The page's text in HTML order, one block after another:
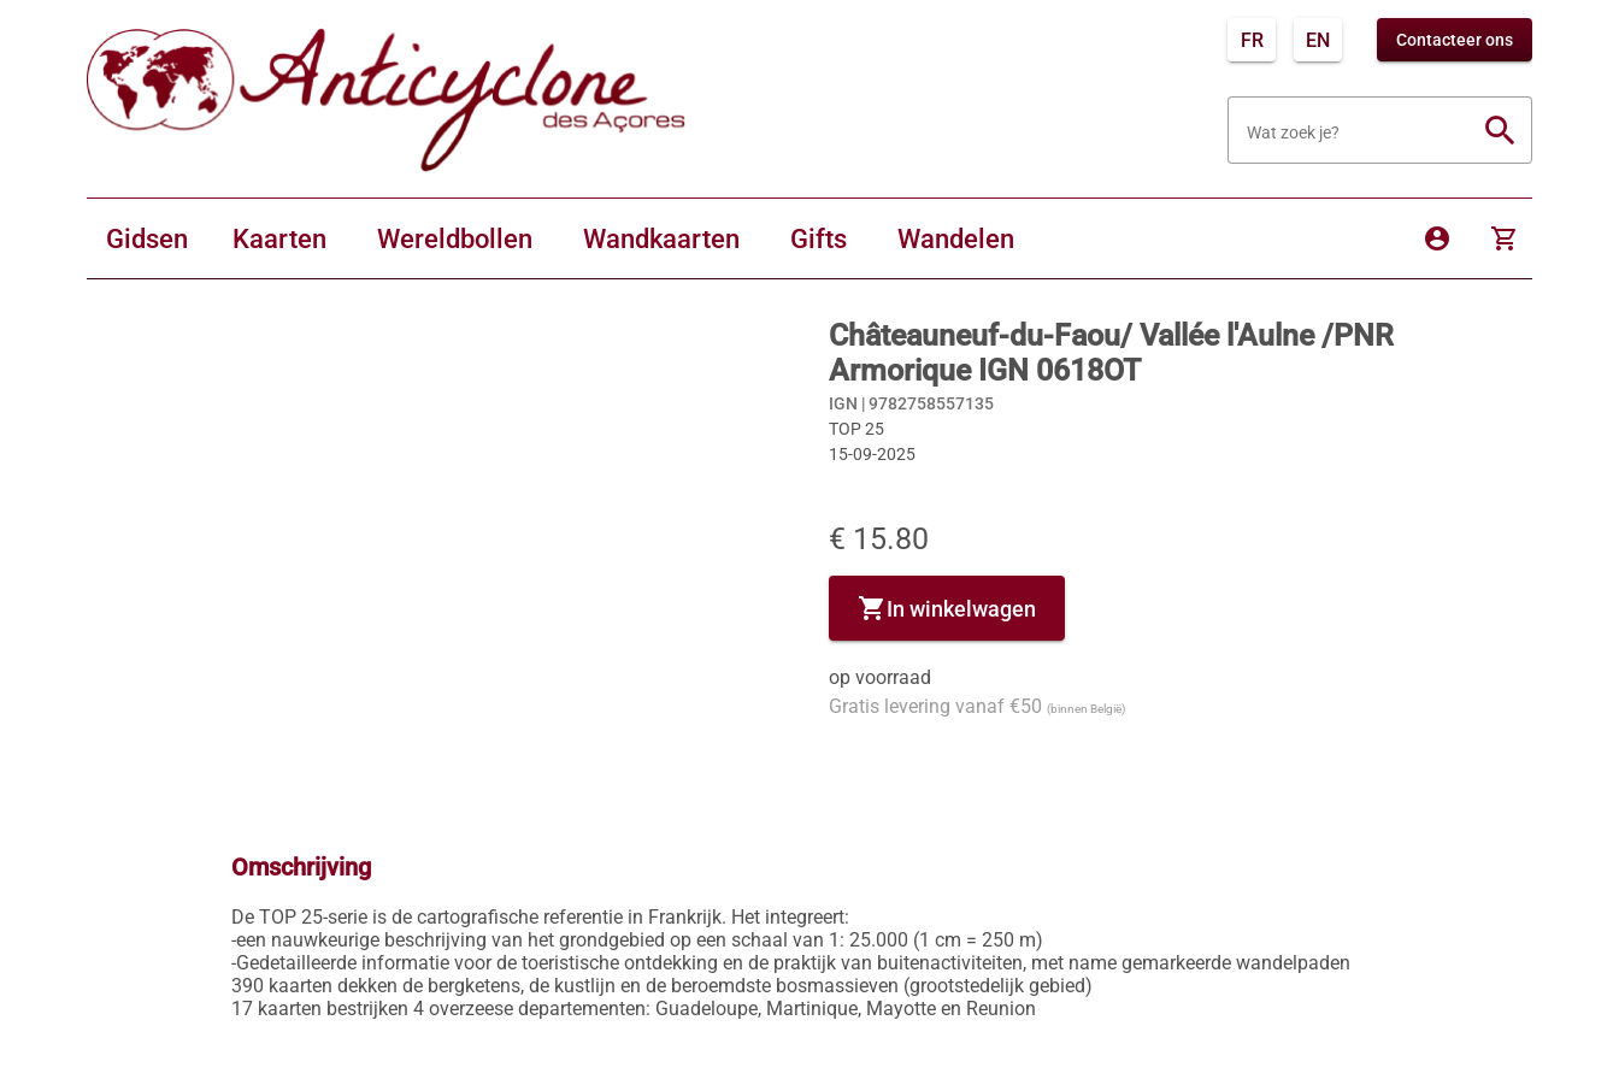
FR EN Contacteer ons
Wat zoek je? search
Gidsen Kaarten Wereldbollen Wandkaarten Gifts Wandelen account_circle shopping_cart
Châteauneuf-du-Faou/ Vallée l'Aulne /PNR
Armorique IGN 0618OT
IGN |9782758557135
TOP 25
15-09-2025
€ 15.80
shopping_cartIn winkelwagen
op voorraad
Gratis levering vanaf €50 (binnen België)
Omschrijving
De TOP 25-serie is de cartografische referentie in Frankrijk. Het integreert:
-een nauwkeurige beschrijving van het grondgebied op een schaal van 1: 25.000 (1 cm = 250 m)
-Gedetailleerde informatie voor de toeristische ontdekking en de praktijk van buitenactiviteiten, met name gemarkeerde wandelpaden
390 kaarten dekken de bergketens, de kustlijn en de beroemdste bosmassieven (grootstedelijk gebied)
17 kaarten bestrijken 4 overzeese departementen: Guadeloupe, Martinique, Mayotte en Reunion